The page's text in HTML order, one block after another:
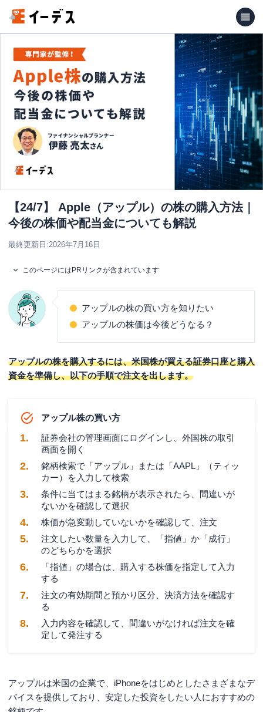
【24/7】 Apple（アップル）の株の購入方法｜
今後の株価や配当金についても解説
最終更新日:2026年7月16日
このページにはPRリンクが含まれています
アップルの株の買い方を知りたい
アップルの株価は今後どうなる？
アップルの株を購入するには、米国株が買える証券口座と購入
資金を準備し、以下の手順で注文を出します。
アップル株の買い方
証券会社の管理画面にログインし、外国株の取引
画面を開く
銘柄検索で「アップル」または「AAPL」（ティッ
カー）を入力して検索
条件に当てはまる銘柄が表示されたら、間違いが
ないかを確認して選択
株価が急変動していないかを確認して、注文
注文したい数量を入力して、「指値」か「成行」
のどちらかを選択
「指値」の場合は、購入する株価を指定して入力
する
注文の有効期間と預かり区分、決済方法を確認す
る
入力内容を確認して、間違いがなければ注文を確
定して発注する
アップルは米国の企業で、iPhoneをはじめとしたさまざまなデ
バイスを提供しており、安定した投資をしたい人におすすめの